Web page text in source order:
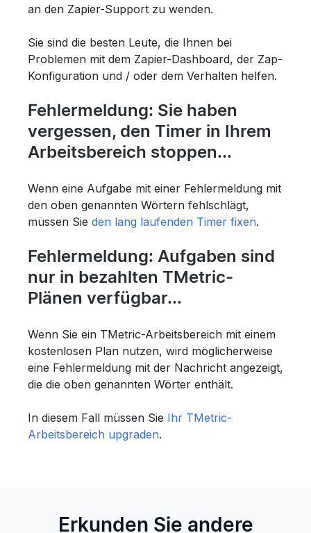
an den Zapier-Support zu wenden.
Sie sind die besten Leute, die Ihnen bei
Problemen mit dem Zapier-Dashboard, der Zap-
Konfiguration und / oder dem Verhalten helfen.
Fehlermeldung: Sie haben
vergessen, den Timer in Ihrem
Arbeitsbereich stoppen...
Wenn eine Aufgabe mit einer Fehlermeldung mit
den oben genannten Wörtern fehlschlägt,
müssen Sie den lang laufenden Timer fixen.
Fehlermeldung: Aufgaben sind
nur in bezahlten TMetric-
Plänen verfügbar...
Wenn Sie ein TMetric-Arbeitsbereich mit einem
kostenlosen Plan nutzen, wird möglicherweise
eine Fehlermeldung mit der Nachricht angezeigt,
die die oben genannten Wörter enthält.
In diesem Fall müssen Sie Ihr TMetric-
Arbeitsbereich upgraden.
Erkunden Sie andere